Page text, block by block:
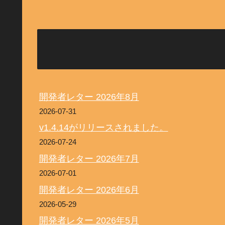
開発者レター 2026年8月
2026-07-31
v1.4.14がリリースされました。
2026-07-24
開発者レター 2026年7月
2026-07-01
開発者レター 2026年6月
2026-05-29
開発者レター 2026年5月